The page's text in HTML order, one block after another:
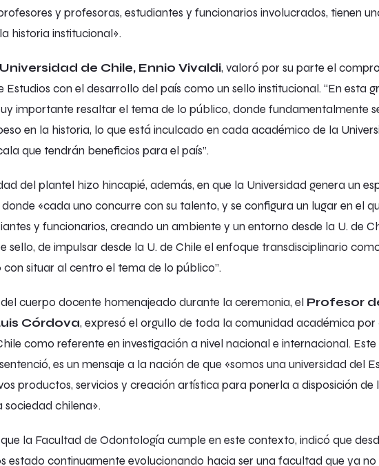
y profesoras, estudiantes y funcionarios involucrados, tienen
historia institucional».
de Chile, Ennio Vivaldi, valoró por su parte el
Estudios con el desarrollo del país como un sello institucional. “En esta
importante resaltar el tema de lo público, donde fundamentalmente
en la historia, lo que está inculcado en cada académico de la
que tendrán beneficios para el país”.
del plantel hizo hincapié, además, en que la Universidad genera un
«cada uno concurre con su talento, y se configura un lugar en el
y funcionarios, creando un ambiente y un entorno desde la U. de
sello, de impulsar desde la U. de Chile el enfoque transdisciplinario
con situar al centro el tema de lo público”.
cuerpo docente homenajeado durante la ceremonia, el Profesor
Córdova, expresó el orgullo de toda la comunidad académica
como referente en investigación a nivel nacional e internacional.
es un mensaje a la nación de que «somos una universidad del
productos, servicios y creación artística para ponerla a disposición de
sociedad chilena».
la Facultad de Odontología cumple en este contexto, indicó que
estado continuamente evolucionando hacia ser una facultad que ya